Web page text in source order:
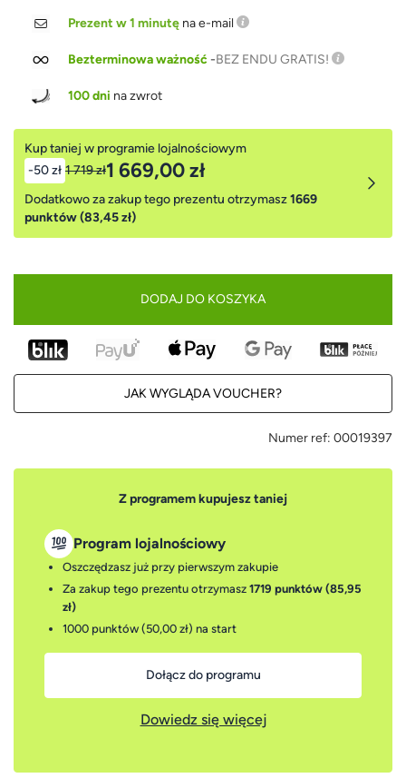
Prezent w 1 minutę na e-mail
Bezterminowa ważność-BEZ ENDU GRATIS!
100 dni na zwrot
Kup taniej w programie lojalnościowym
-50 zł 1 719 zł1 669,00 zł
Dodatkowo za zakup tego prezentu otrzymasz1669
punktów (83,45 zł)
DODAJ DO KOSZYKA
JAK WYGLĄDA VOUCHER?
Numer ref: 00019397
Z programem kupujesz taniej
Program lojalnościowy
Oszczędzasz już przy pierwszym zakupie
Za zakup tego prezentu otrzymasz 1719 punktów (85,95
zł)
1000 punktów (50,00 zł) na start
Dołącz do programu
Dowiedz się więcej